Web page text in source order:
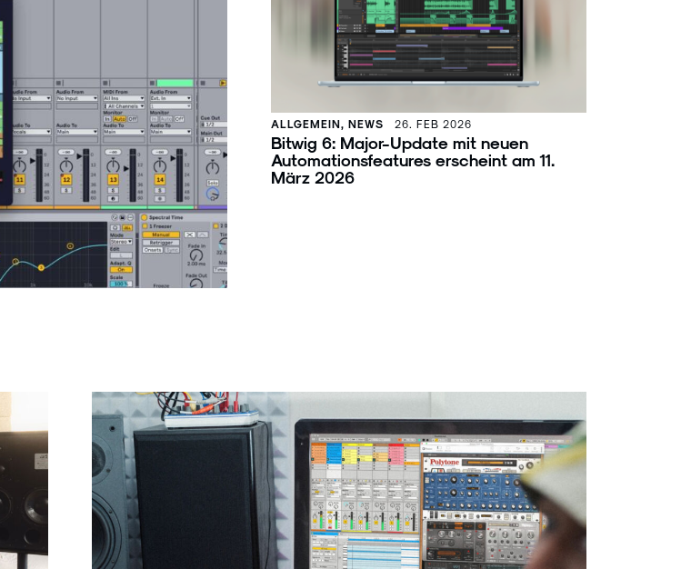
ALLGEMEIN, NEWS 26. FEB 2026
Bitwig 6: Major-Update mit neuen
Automationsfeatures erscheint am 11.
März 2026